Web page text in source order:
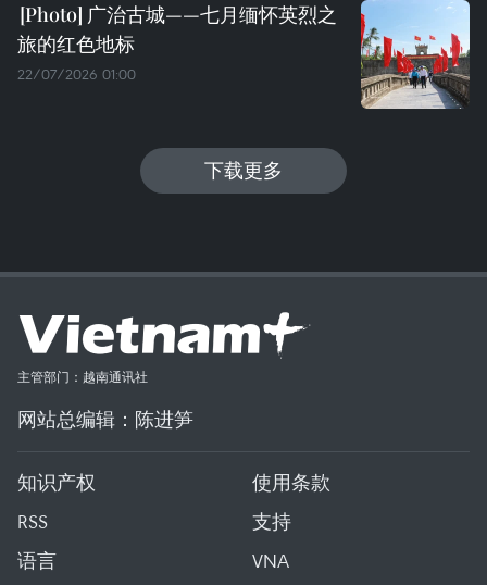
广治古城——七月缅怀英烈之
旅的红色地标
22/07/2026 01:00
下载更多
主管部门：越南通讯社
网站总编辑：陈进笋
知识产权
使用条款
RSS
支持
语言
VNA